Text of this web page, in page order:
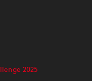
2025